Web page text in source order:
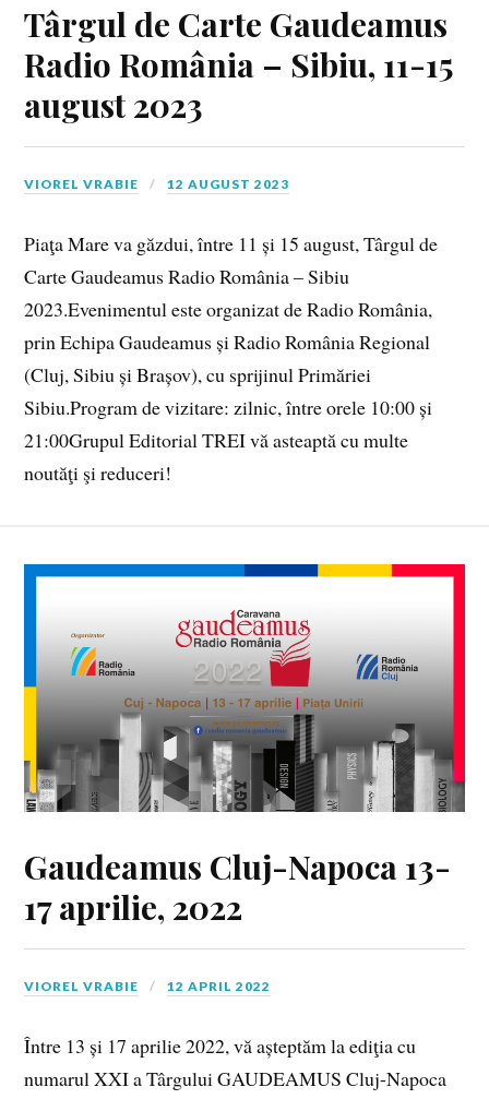
Târgul de Carte Gaudeamus
Radio România – Sibiu, 11-15
august 2023
VIOREL VRABIE 12 AUGUST 2023
Piaţa Mare va găzdui, între 11 și 15 august, Târgul de
Carte Gaudeamus Radio România – Sibiu
2023.Evenimentul este organizat de Radio România,
prin Echipa Gaudeamus și Radio România Regional
(Cluj, Sibiu și Brașov), cu sprijinul Primăriei
Sibiu.Program de vizitare: zilnic, între orele 10:00 și
21:00Grupul Editorial TREI vă asteaptă cu multe
noutăţi şi reduceri!
Gaudeamus Cluj-Napoca 13-
17 aprilie, 2022
VIOREL VRABIE 12 APRIL 2022
Între 13 și 17 aprilie 2022, vă așteptăm la ediţia cu
numarul XXI a Târgului GAUDEAMUS Cluj-Napoca